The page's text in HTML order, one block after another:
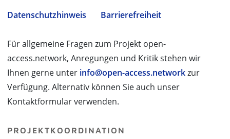
Datenschutzhinweis
Barrierefreiheit
Für allgemeine Fragen zum Projekt open-
access.network, Anregungen und Kritik stehen wir
Ihnen gerne unter info@open-access.networkzur
Verfügung. Alternativ können Sie auch unser
Kontaktformular verwenden.
PROJEKTKOORDINATION